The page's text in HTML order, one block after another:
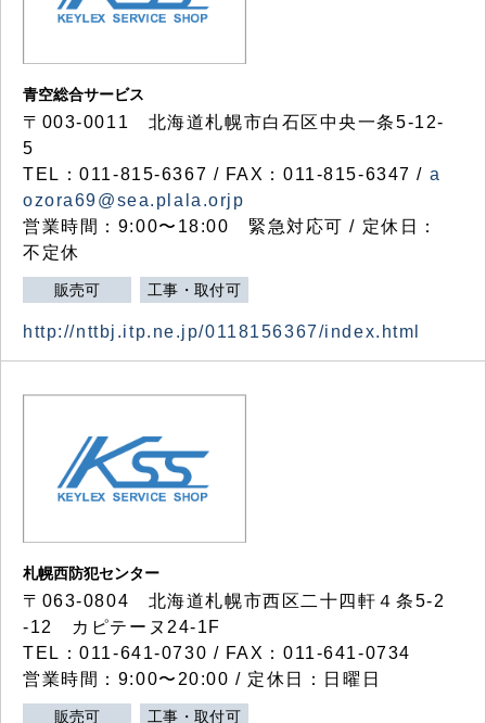
青空総合サービス
〒003-0011 北海道札幌市白石区中央一条5-12-
5
TEL：011-815-6367 / FAX：011-815-6347 / a
ozora69@sea.plala.orjp
営業時間：9:00〜18:00 緊急対応可 / 定休日：
不定休
販売可 工事・取付可
http://nttbj.itp.ne.jp/0118156367/index.html
札幌西防犯センター
〒063-0804 北海道札幌市西区二十四軒４条5-2
-12 カピテーヌ24-1F
TEL：011-641-0730 / FAX：011-641-0734
営業時間：9:00〜20:00 / 定休日：日曜日
販売可 工事・取付可